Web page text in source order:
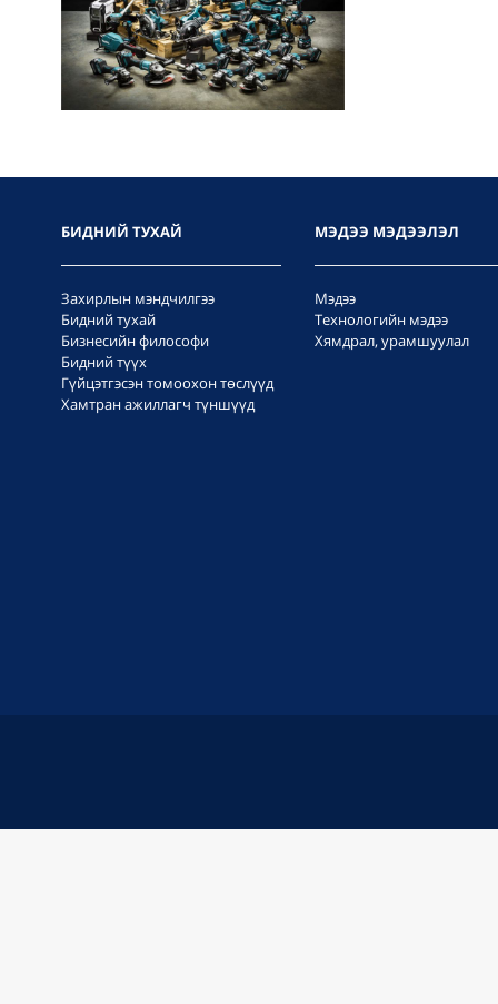
БИДНИЙ ТУХАЙ
Захирлын мэндчилгээ
Бидний тухай
Бизнесийн философи
Бидний түүх
Гүйцэтгэсэн томоохон төслүүд
Хамтран ажиллагч түншүүд
МЭДЭЭ МЭДЭЭЛЭЛ
Мэдээ
Технологийн мэдээ
Хямдрал, урамшуулал